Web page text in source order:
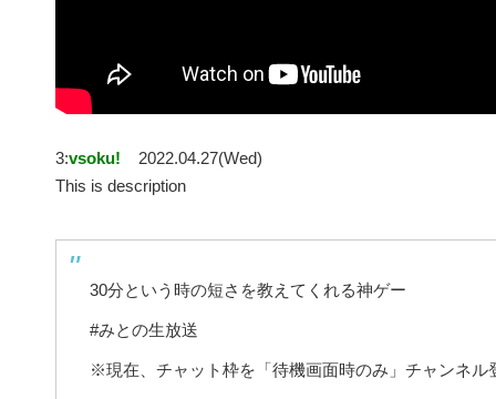
3:vsoku!
2022.04.27(Wed)
This is description
30分という時の短さを教えてくれる神ゲー
#みとの生放送
※現在、チャット枠を「待機画面時のみ」チャンネ